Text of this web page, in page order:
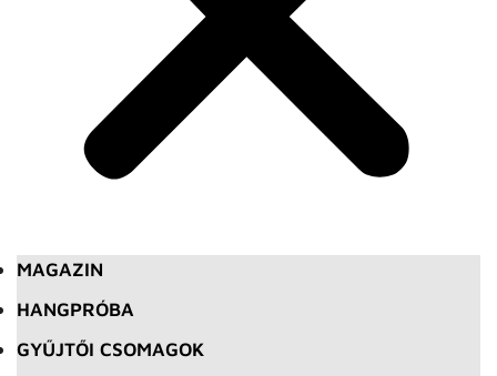
MAGAZIN
HANGPRÓBA
GYŰJTŐI CSOMAGOK